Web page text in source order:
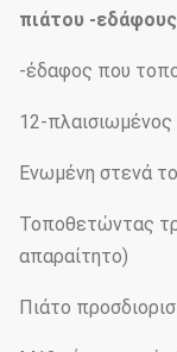
πιάτου -
-έδαφος που
12-
Ενωμένη στενά
Τοποθετώντας
απαραίτητο)
Πιάτο